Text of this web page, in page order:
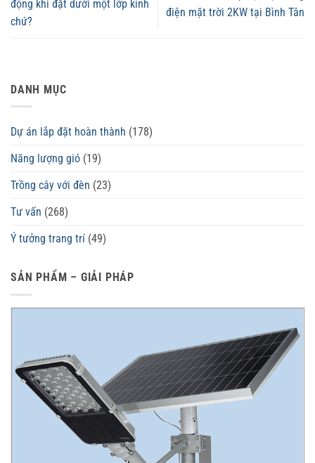
động khi đặt dưới một lớp kính
chứ?
điện mặt trời 2KW tại Bình Tân
DANH MỤC
Dự án lắp đặt hoàn thành (178)
Năng lượng gió (19)
Trồng cây với đèn (23)
Tư vấn (268)
Ý tưởng trang trí (49)
SẢN PHẨM – GIẢI PHÁP